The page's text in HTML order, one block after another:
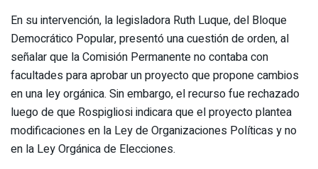
En su intervención, la legisladora Ruth Luque, del Bloque
Democrático Popular, presentó una cuestión de orden, al
señalar que la Comisión Permanente no contaba con
facultades para aprobar un proyecto que propone cambios
en una ley orgánica. Sin embargo, el recurso fue rechazado
luego de que Rospigliosi indicara que el proyecto plantea
modificaciones en la Ley de Organizaciones Políticas y no
en la Ley Orgánica de Elecciones.